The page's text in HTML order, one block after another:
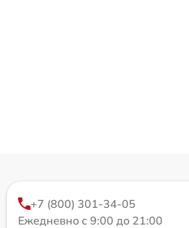
+7 (800) 301-34-05
Ежедневно с 9:00 до 21:00